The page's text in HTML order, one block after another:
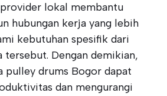
lokal membantu
hubungan kerja yang lebih
kebutuhan spesifik dari
tersebut. Dengan demikian,
pulley drums Bogor dapat
dan mengurangi